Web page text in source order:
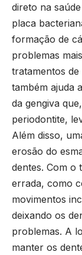
direto na
placa
formação de
problemas
tratamentos
também ajuda
da gengiva
periodontite,
Além disso,
erosão do
dentes. Com o
errada, como
movimentos
deixando os
problemas. A
manter os